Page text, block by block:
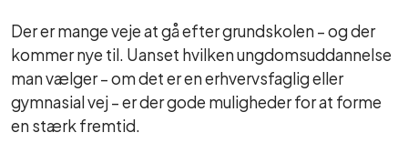
Der er mange veje at gå efter grundskolen – og der
kommer nye til. Uanset hvilken ungdomsuddannelse
man vælger – om det er en erhvervsfaglig eller
gymnasial vej – er der gode muligheder for at forme
en stærk fremtid.